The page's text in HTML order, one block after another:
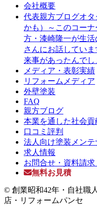
会社概要
代表親方ブログオ
かも）～このコー
方・漆崎隆一が生
さんにお話してい
来事があったんでし
メディア・表彰実績
リフォームメディア
外壁塗装
FAQ
親方ブログ
本業を通した社会貢
口コミ評判
法人向け塗装メン
求人情報
お問合せ・資料請求
無料お見積
© 創業昭和42年・自社職
店・リフォームパンセ